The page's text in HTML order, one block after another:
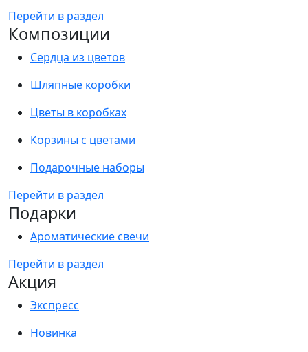
Перейти в раздел
Композиции
Сердца из цветов
Шляпные коробки
Цветы в коробках
Корзины с цветами
Подарочные наборы
Перейти в раздел
Подарки
Ароматические свечи
Перейти в раздел
Акция
Экспресс
Новинка